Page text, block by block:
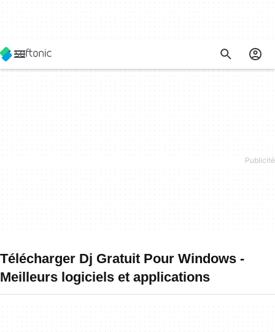
Télécharger Dj Gratuit Pour Windows -
Meilleurs logiciels et applications